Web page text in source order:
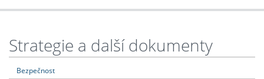
Strategie a další dokumenty
Bezpečnost